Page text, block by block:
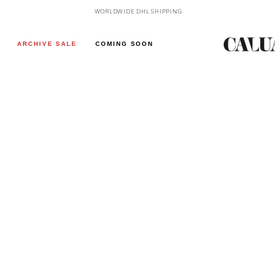
WORLDWIDE DHL SHIPPING
SHOP NOW, PAY LATER WITH KLARNA & PAYPAL
ARCHIVE SALE COMING SOON